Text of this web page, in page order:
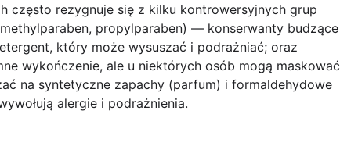
często rezygnuje się z kilku kontrowersyjnych grup
propylparaben) — konserwanty budzące
który może wysuszać i podrażniać; oraz
wykończenie, ale u niektórych osób mogą maskować
na syntetyczne zapachy (parfum) i formaldehydowe
alergie i podrażnienia.